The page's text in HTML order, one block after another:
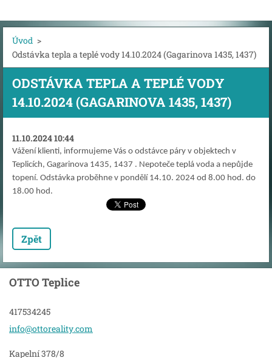
Úvod >
Odstávka tepla a teplé vody 14.10.2024 (Gagarinova 1435, 1437)
ODSTÁVKA TEPLA A TEPLÉ VODY
14.10.2024 (GAGARINOVA 1435, 1437)
11.10.2024 10:44
Vážení klienti, informujeme Vás o odstávce páry v objektech v
Teplicích, Gagarinova 1435, 1437 . Nepoteče teplá voda a nepůjde
topení. Odstávka proběhne v pondělí 14.10. 2024 od 8.00 hod. do
18.00 hod.
Zpět
OTTO Teplice
417534245
info@ottoreality.com
Kapelní 378/8